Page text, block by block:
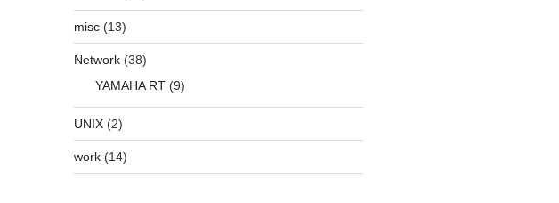
misc(13)
Network(38)
YAMAHA RT(9)
UNIX(2)
work(14)